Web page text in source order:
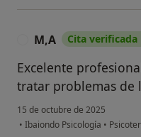
M,A Cita verificada
Excelente
tratar problemas de
15 de octubre de 2025
• Ibaiondo Psicología •